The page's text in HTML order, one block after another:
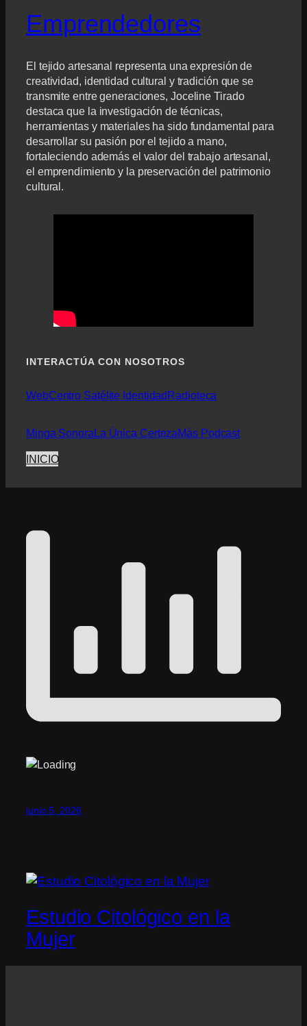
Emprendedores
El tejido artesanal representa una expresión de
creatividad, identidad cultural y tradición que se
transmite entre generaciones, Joceline Tirado
destaca que la investigación de técnicas,
herramientas y materiales ha sido fundamental para
desarrollar su pasión por el tejido a mano,
fortaleciendo además el valor del trabajo artesanal,
el emprendimiento y la preservación del patrimonio
cultural.
INTERACTÚA CON NOSOTROS
WebCentro Satélite IdentidadRadioteca
Minga SonoraLa Única CertezaMás Podcast
INICIO
junio 5, 2026
Estudio Citológico en la
Mujer